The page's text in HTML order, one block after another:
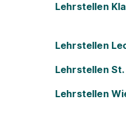
Lehrstellen
Lehrstellen
Lehrstellen St.
Lehrstellen